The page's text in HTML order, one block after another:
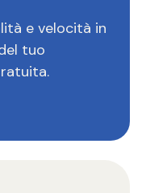
e velocità in
tuo